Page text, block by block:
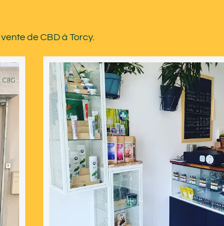
de CBD à Torcy.